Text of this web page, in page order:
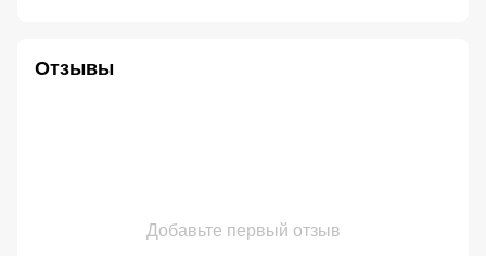
Отзывы
Добавьте первый отзыв